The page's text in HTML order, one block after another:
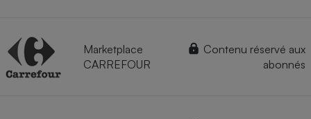
Marketplace
CARREFOUR
Contenu réservé aux
abonnés